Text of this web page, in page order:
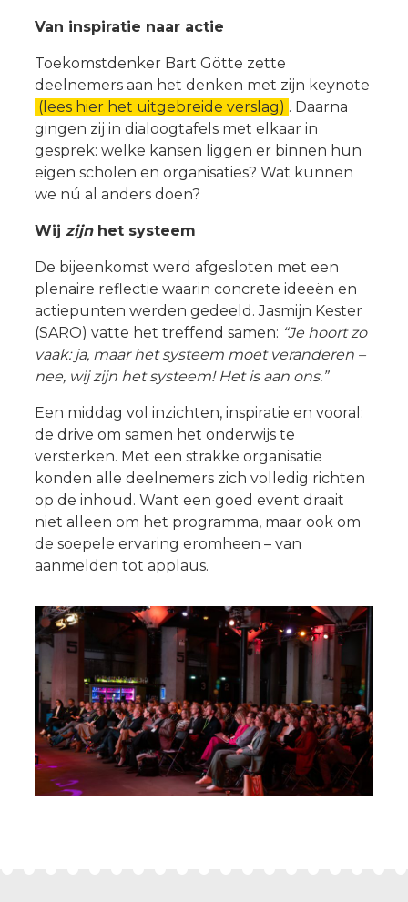
Van inspiratie naar actie
Toekomstdenker Bart Götte zette
deelnemers aan het denken met zijn keynote
(lees hier het uitgebreide verslag) . Daarna
gingen zij in dialoogtafels met elkaar in
gesprek: welke kansen liggen er binnen hun
eigen scholen en organisaties? Wat kunnen
we nú al anders doen?
Wijzijnhet systeem
De bijeenkomst werd afgesloten met een
plenaire reflectie waarin concrete ideeën en
actiepunten werden gedeeld. Jasmijn Kester
(SARO) vatte het treffend samen: “Je hoort zo
vaak: ja, maar het systeem moet veranderen –
nee, wij zijn het systeem! Het is aan ons.”
Een middag vol inzichten, inspiratie en vooral:
de drive om samen het onderwijs te
versterken. Met een strakke organisatie
konden alle deelnemers zich volledig richten
op de inhoud. Want een goed event draait
niet alleen om het programma, maar ook om
de soepele ervaring eromheen – van
aanmelden tot applaus.